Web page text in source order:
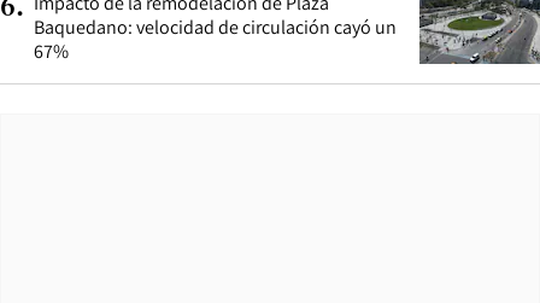
6.
Baquedano: velocidad de circulación cayó un
67%